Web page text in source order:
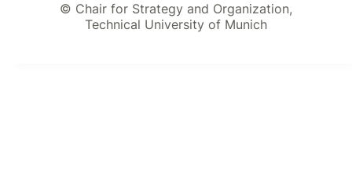
© Chair for Strategy and Organization,
Technical University of Munich